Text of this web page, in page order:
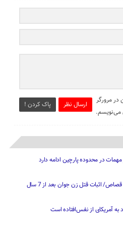
ارسال نظر پاک کردن !
در مرورگر
می‌نویسم.
در محدوده پارچین ادامه دارد
اثبات قتل زن جوان بعد از 7 سال
به آمریکای از نفس‌افتاده است